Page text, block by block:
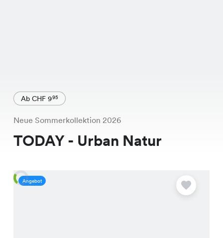
Ab CHF 995
Neue Sommerkollektion 2026
TODAY - Urban Natur
Angebot